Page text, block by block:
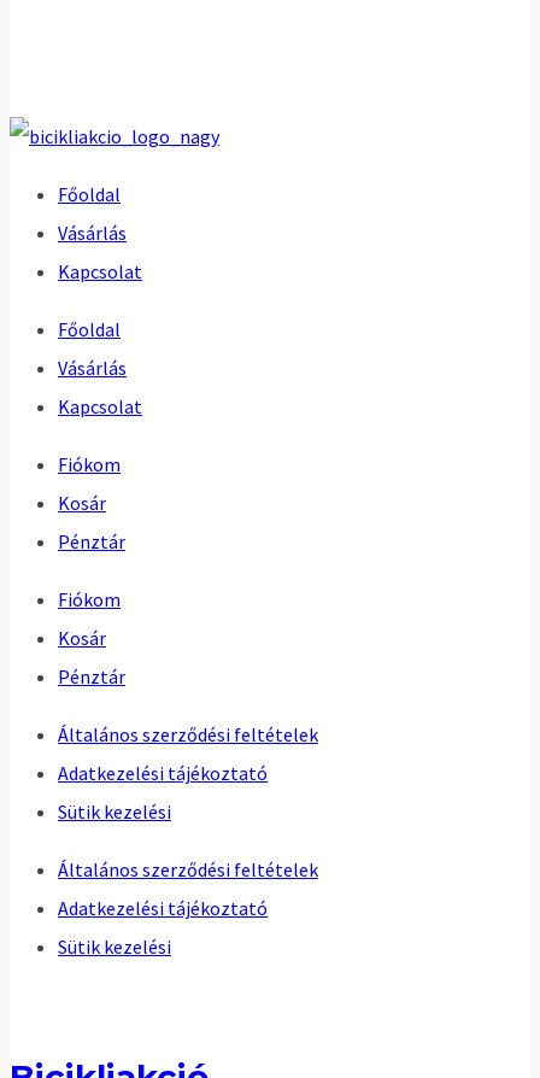
Főoldal
Vásárlás
Kapcsolat
Főoldal
Vásárlás
Kapcsolat
Fiókom
Kosár
Pénztár
Fiókom
Kosár
Pénztár
Általános szerződési feltételek
Adatkezelési tájékoztató
Sütik kezelési
Általános szerződési feltételek
Adatkezelési tájékoztató
Sütik kezelési